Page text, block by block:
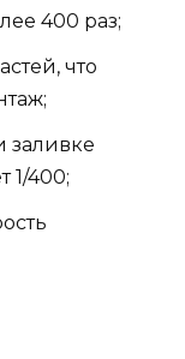
400 раз;
что
заливке
1/400;